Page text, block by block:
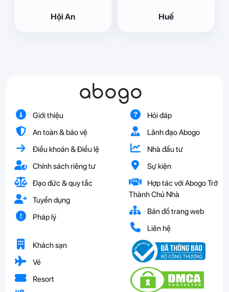
Hội An Huế
abogo
Giới thiệu
An toàn & bảo vệ
Điều khoản & Điều lệ
Chính sách riêng tư
Đạo đức & quy tắc
Tuyển dụng
Pháp lý
Hỏi đáp
Lãnh đạo Abogo
Nhà đầu tư
Sự kiện
Hợp tác với Abogo Trở
Thành Chủ Nhà
Bản đồ trang web
Liên hệ
Khách sạn
Vé
Resort